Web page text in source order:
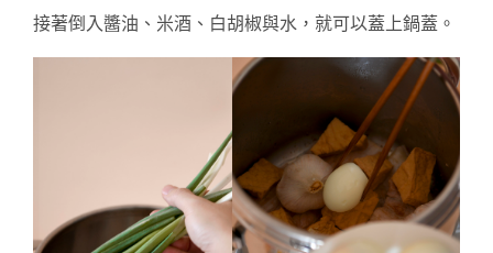
接著倒入醬油、米酒、白胡椒與水，就可以蓋上鍋蓋。